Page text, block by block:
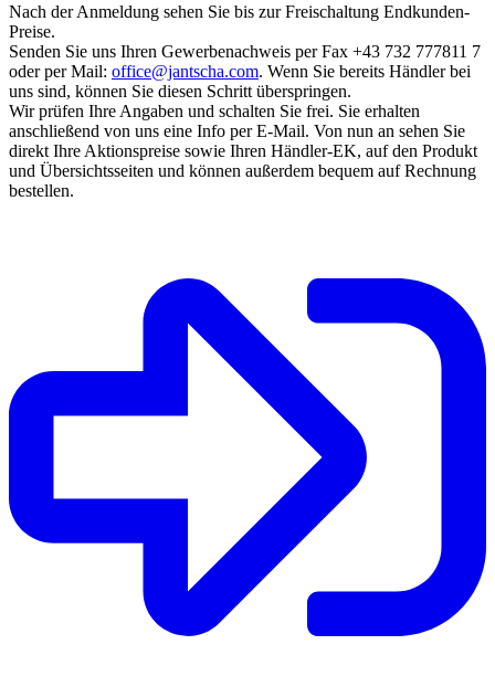
Nach der Anmeldung sehen Sie bis zur Freischaltung Endkunden-
Preise.
Senden Sie uns Ihren Gewerbenachweis per Fax +43 732 777811 7
oder per Mail: office@jantscha.com. Wenn Sie bereits Händler bei
uns sind, können Sie diesen Schritt überspringen.
Wir prüfen Ihre Angaben und schalten Sie frei. Sie erhalten
anschließend von uns eine Info per E-Mail. Von nun an sehen Sie
direkt Ihre Aktionspreise sowie Ihren Händler-EK, auf den Produkt
und Übersichtsseiten und können außerdem bequem auf Rechnung
bestellen.